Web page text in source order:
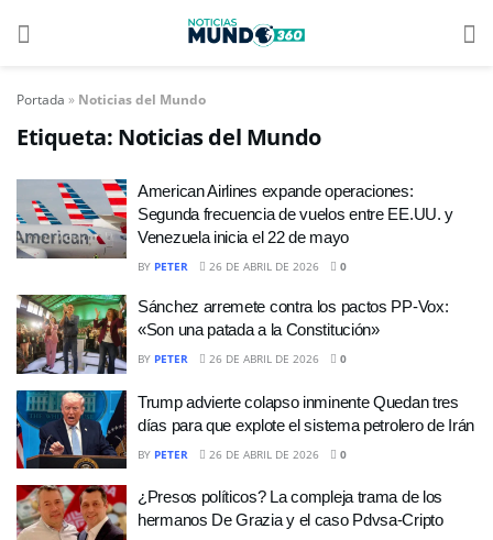
Portada » Noticias del Mundo
Etiqueta: Noticias del Mundo
American Airlines expande operaciones:
Segunda frecuencia de vuelos entre EE.UU. y
Venezuela inicia el 22 de mayo
BY PETER 26 DE ABRIL DE 2026 0
Sánchez arremete contra los pactos PP-Vox:
«Son una patada a la Constitución»
BY PETER 26 DE ABRIL DE 2026 0
Trump advierte colapso inminente Quedan tres
días para que explote el sistema petrolero de Irán
BY PETER 26 DE ABRIL DE 2026 0
¿Presos políticos? La compleja trama de los
hermanos De Grazia y el caso Pdvsa-Cripto